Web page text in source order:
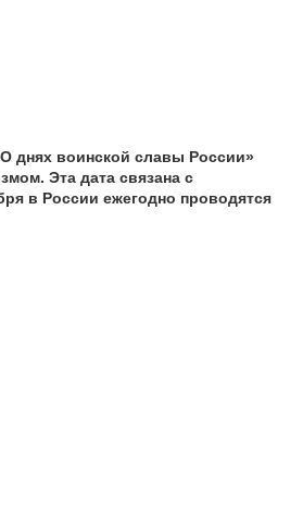
днях воинской славы России»
Эта дата связана с
в России ежегодно проводятся